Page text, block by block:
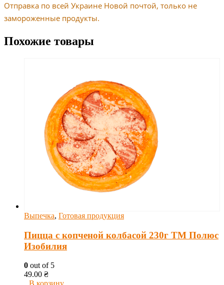
Отправка по всей Украине Новой почтой, только не
замороженные продукты.
Похожие товары
Выпечка, Готовая продукция
Пицца с копченой колбасой 230г ТМ Полюс
Изобилия
0 out of 5
49.00 ₴